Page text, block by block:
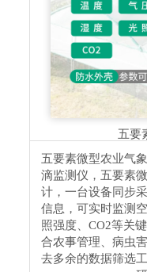
五要
五要素微型农业气
滴监测仪，五要素
计，一台设备同步
信息，可实时监测
照强度、CO2等关
合农事管理、病虫
去多余的数据筛选